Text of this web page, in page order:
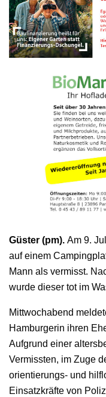
Güster (pm). Am 9.
auf einem
Mann als vermisst.
wurde dieser tot im
Mittwochabend
Hamburgerin ihren
Aufgrund einer
Vermissten, im Zuge
orientierungs- und
Einsatzkräfte von